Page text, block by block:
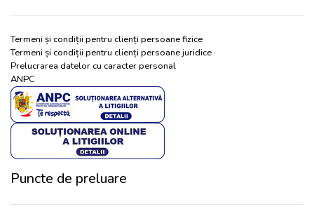
Termeni și condiții pentru clienți persoane fizice
Termeni și condiții pentru clienți persoane juridice
Prelucrarea datelor cu caracter personal
ANPC
Puncte de preluare